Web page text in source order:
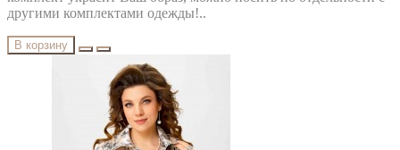
другими комплектами одежды!..
В корзину